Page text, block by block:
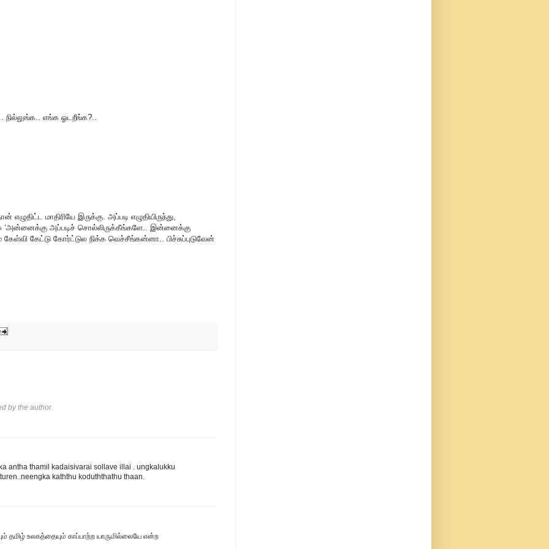
எங்க ஓடறீங்க?..
மாதிரியே இருக்கு. அப்படி எழுதியிருந்து,
‘அன்னைக்கு அப்படிச் சொல்லிருக்கீங்களே.. இன்னைக்கு
கேட்டு கோர்ட்டுல நிக்க வெச்சீங்கன்னா.. பிச்சுப்புடுவேன்
by the author.
antha thamil kadaisivarai sollave illai . ungkalukku
kaththu koduththathu thaan.
தமிழ் உலகத்தையும் காப்பாற்ற யாருமில்லையே என்ற